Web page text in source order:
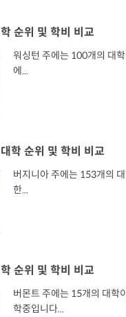
순위 및 학비 비교
워싱턴 주에는 100개의 대
에...
학 순위 및 학비 비교
버지니아 주에는 153개의
한...
순위 및 학비 비교
버몬트 주에는 15개의 대학
학중입니다...